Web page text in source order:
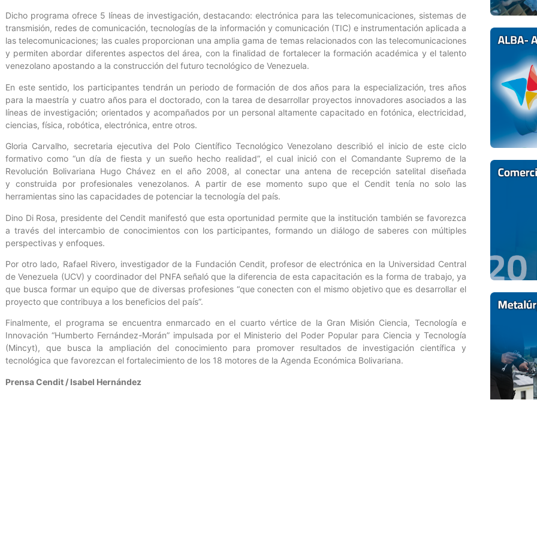
Dicho programa ofrece 5 líneas de investigación, destacando: electrónica para las telecomunicaciones, sistemas de
transmisión, redes de comunicación, tecnologías de la información y comunicación (TIC) e instrumentación aplicada a
las telecomunicaciones; las cuales proporcionan una amplia gama de temas relacionados con las telecomunicaciones
y permiten abordar diferentes aspectos del área, con la finalidad de fortalecer la formación académica y el talento
venezolano apostando a la construcción del futuro tecnológico de Venezuela.
En este sentido, los participantes tendrán un periodo de formación de dos años para la especialización, tres años
para la maestría y cuatro años para el doctorado, con la tarea de desarrollar proyectos innovadores asociados a las
líneas de investigación; orientados y acompañados por un personal altamente capacitado en fotónica, electricidad,
ciencias, física, robótica, electrónica, entre otros.
Gloria Carvalho, secretaria ejecutiva del Polo Científico Tecnológico Venezolano describió el inicio de este ciclo
formativo como “un día de fiesta y un sueño hecho realidad”, el cual inició con el Comandante Supremo de la
Revolución Bolivariana Hugo Chávez en el año 2008, al conectar una antena de recepción satelital diseñada
y construida por profesionales venezolanos. A partir de ese momento supo que el Cendit tenía no solo las
herramientas sino las capacidades de potenciar la tecnología del país.
Dino Di Rosa, presidente del Cendit manifestó que esta oportunidad permite que la institución también se favorezca
a través del intercambio de conocimientos con los participantes, formando un diálogo de saberes con múltiples
perspectivas y enfoques.
Por otro lado, Rafael Rivero, investigador de la Fundación Cendit, profesor de electrónica en la Universidad Central
de Venezuela (UCV) y coordinador del PNFA señaló que la diferencia de esta capacitación es la forma de trabajo, ya
que busca formar un equipo que de diversas profesiones “que conecten con el mismo objetivo que es desarrollar el
proyecto que contribuya a los beneficios del país”.
Finalmente, el programa se encuentra enmarcado en el cuarto vértice de la Gran Misión Ciencia, Tecnología e
Innovación “Humberto Fernández-Morán” impulsada por el Ministerio del Poder Popular para Ciencia y Tecnología
(Mincyt), que busca la ampliación del conocimiento para promover resultados de investigación científica y
tecnológica que favorezcan el fortalecimiento de los 18 motores de la Agenda Económica Bolivariana.
Prensa Cendit / Isabel Hernández